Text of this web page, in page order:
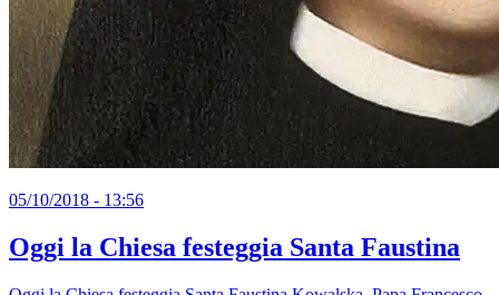
05/10/2018 - 13:56
Oggi la Chiesa festeggia Santa Faustina